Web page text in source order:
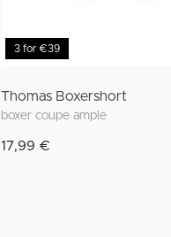
3 for €39
Thomas Boxershort
boxer coupe ample
17,99 €